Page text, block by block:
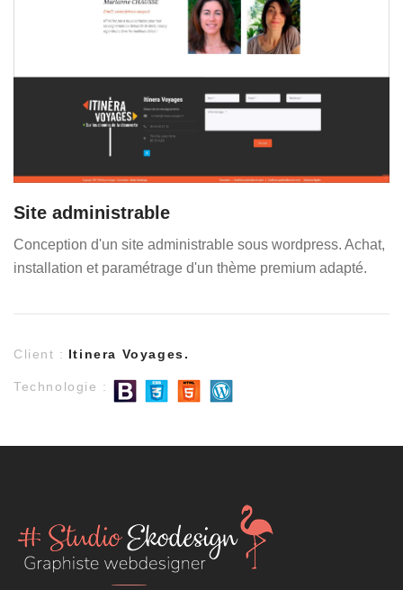
Site administrable
Conception d'un site administrable sous wordpress. Achat,
installation et paramétrage d'un thème premium adapté.
Client : Itinera Voyages.
Technologie :